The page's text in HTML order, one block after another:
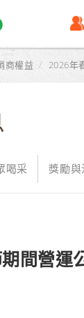
商權益 / 2026年
喝采 獎勵與
間營運